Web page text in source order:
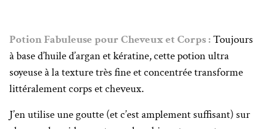
Potion Fabuleuse pour Cheveux et Corps : Toujours
à base d’huile d’argan et kératine, cette potion ultra
soyeuse à la texture très fine et concentrée transforme
littéralement corps et cheveux.
J’en utilise une goutte (et c’est amplement suffisant) sur